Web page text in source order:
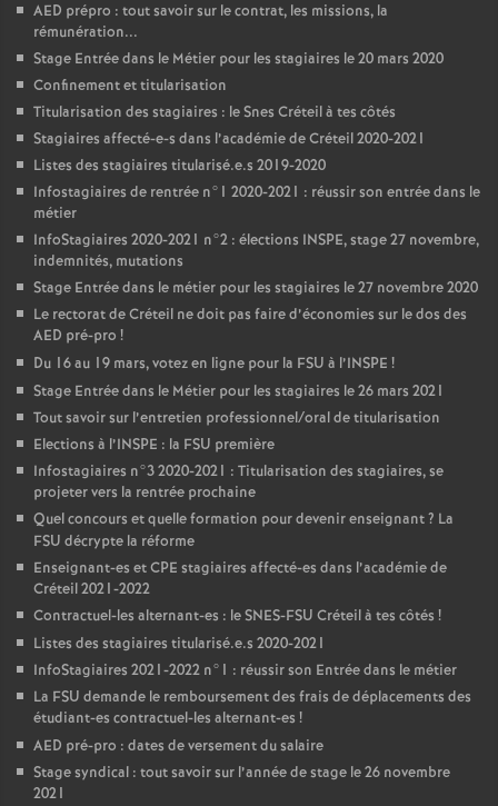
AED prépro : tout savoir sur le contrat, les missions, la
rémunération...
Stage Entrée dans le Métier pour les stagiaires le 20 mars 2020
Confinement et titularisation
Titularisation des stagiaires : le Snes Créteil à tes côtés
Stagiaires affecté-e-s dans l’académie de Créteil 2020-2021
Listes des stagiaires titularisé.e.s 2019-2020
Infostagiaires de rentrée n°1 2020-2021 : réussir son entrée dans le
métier
InfoStagiaires 2020-2021 n°2 : élections INSPE, stage 27 novembre,
indemnités, mutations
Stage Entrée dans le métier pour les stagiaires le 27 novembre 2020
Le rectorat de Créteil ne doit pas faire d’économies sur le dos des
AED pré-pro !
Du 16 au 19 mars, votez en ligne pour la FSU à l’INSPE !
Stage Entrée dans le Métier pour les stagiaires le 26 mars 2021
Tout savoir sur l’entretien professionnel/oral de titularisation
Elections à l’INSPE : la FSU première
Infostagiaires n°3 2020-2021 : Titularisation des stagiaires, se
projeter vers la rentrée prochaine
Quel concours et quelle formation pour devenir enseignant? La
FSU décrypte la réforme
Enseignant-es etCPE stagiaires affecté-es dans l’académie de
Créteil 2021-2022
Contractuel-les alternant-es : leSNES-FSU Créteil à tes côtés !
Listes des stagiaires titularisé.e.s 2020-2021
InfoStagiaires 2021-2022 n°1 : réussir son Entrée dans le métier
La FSU demande le remboursement des frais de déplacements des
étudiant-es contractuel-les alternant-es !
AED pré-pro : dates de versement du salaire
Stage syndical : tout savoir sur l’année de stage le 26 novembre
2021